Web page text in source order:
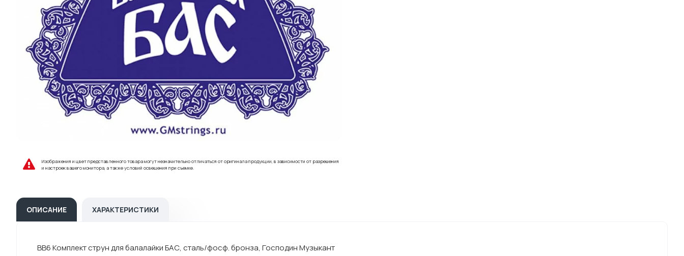
Изображения и цвет представленного товара могут незначительно отличаться от оригинала продукции, в зависимости от разрешения
и настроек вашего монитора, а также условий освещения при съемке.
ОПИСАНИЕ ХАРАКТЕРИСТИКИ
BB6 Комплект струн для балалайки БАС, сталь/фосф. бронза, Господин Музыкант